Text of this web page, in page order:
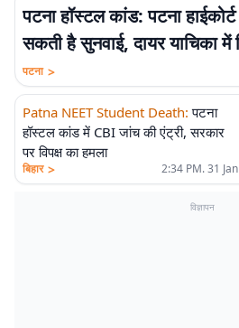
पटना हॉस्टल कांड: पटना
सकती है सुनवाई, दायर याचिका में
पटना >
Patna NEET Student Death: पटना
हॉस्टल कांड में CBI जांच की एंट्री, सरकार
पर विपक्ष का हमला
बिहार > 2:34 PM. 31 Jan
विज्ञापन